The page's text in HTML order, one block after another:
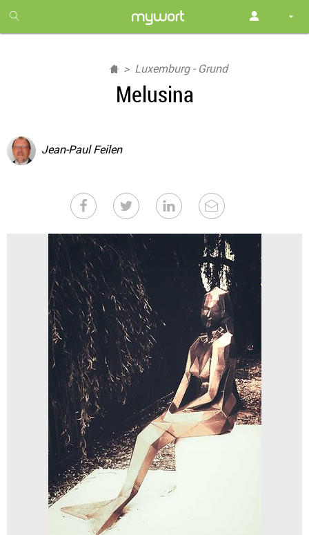
month
free
Luxemburg - Grund
Melusina
Jean-Paul Feilen